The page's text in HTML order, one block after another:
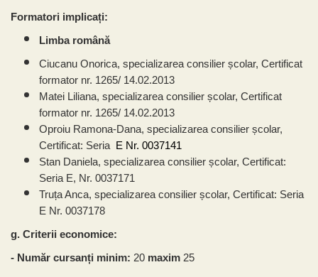
Formatori implicați:
Limba română
Ciucanu Onorica, specializarea consilier școlar, Certificat
formator nr. 1265/ 14.02.2013
Matei Liliana, specializarea consilier școlar, Certificat
formator nr. 1265/ 14.02.2013
Oproiu Ramona-Dana, specializarea consilier școlar,
Certificat: Seria E Nr. 0037141
Stan Daniela, specializarea consilier școlar, Certificat:
Seria E, Nr. 0037171
Truța Anca, specializarea consilier școlar, Certificat: Seria
E Nr. 0037178
g. Criterii economice:
- Număr cursanți minim: 20 maxim 25